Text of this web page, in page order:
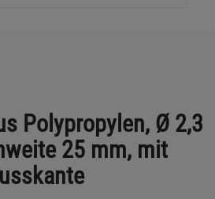
Polypropylen, Ø 2,3
25 mm, mit